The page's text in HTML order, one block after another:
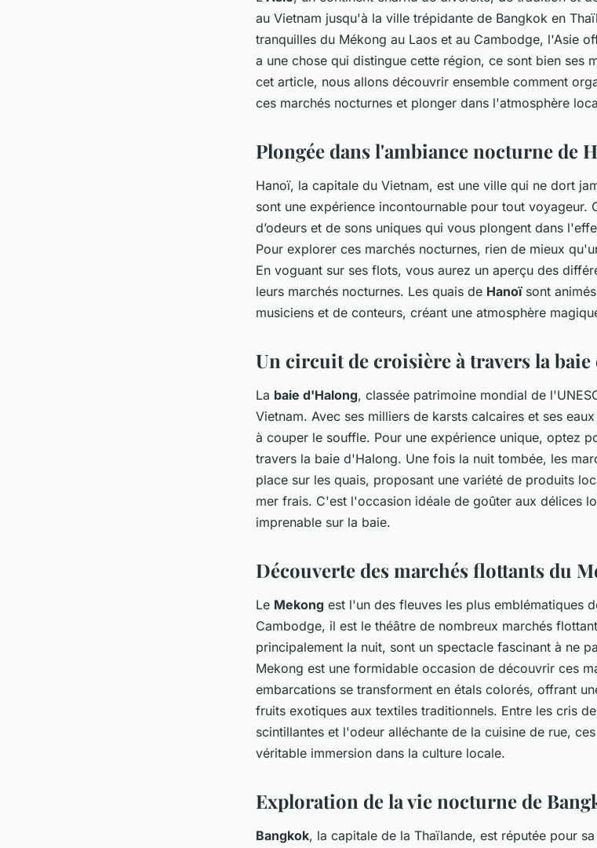
au Vietnam jusqu'à la ville trépidante de Bangkok en
tranquilles du Mékong au Laos et au Cambodge, l'Asie
a une chose qui distingue cette région, ce sont bien ses
cet article, nous allons découvrir ensemble comment
ces marchés nocturnes et plonger dans l'atmosphère
Plongée dans l'ambiance nocturne de
Hanoï, la capitale du Vietnam, est une ville qui ne dort
sont une expérience incontournable pour tout voyageur.
d’odeurs et de sons uniques qui vous plongent dans
Pour explorer ces marchés nocturnes, rien de mieux
En voguant sur ses flots, vous aurez un aperçu des
leurs marchés nocturnes. Les quais de Hanoïsont
musiciens et de conteurs, créant une atmosphère
Un circuit de croisière à travers la baie
La baie d'Halong, classée patrimoine mondial de
Vietnam. Avec ses milliers de karsts calcaires et ses
à couper le souffle. Pour une expérience unique, optez
travers la baie d'Halong. Une fois la nuit tombée, les
place sur les quais, proposant une variété de produits
mer frais. C'est l'occasion idéale de goûter aux délices
imprenable sur la baie.
Découverte des marchés flottants du
Le Mekong est l'un des fleuves les plus emblématiques
Cambodge, il est le théâtre de nombreux marchés
principalement la nuit, sont un spectacle fascinant à ne
Mekong est une formidable occasion de découvrir ces
embarcations se transforment en étals colorés, offrant
fruits exotiques aux textiles traditionnels. Entre les cris
scintillantes et l'odeur alléchante de la cuisine de rue,
véritable immersion dans la culture locale.
Exploration de la vie nocturne de
Bangkok, la capitale de la Thaïlande, est réputée pour